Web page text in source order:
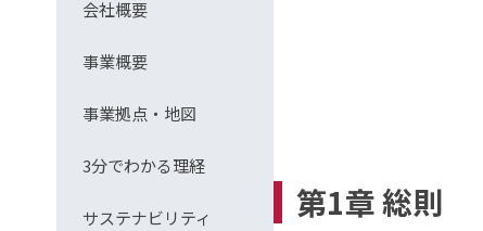
会社概要
事業概要
事業拠点・地図
3分でわかる理経
サステナビリティ 第1章 総則